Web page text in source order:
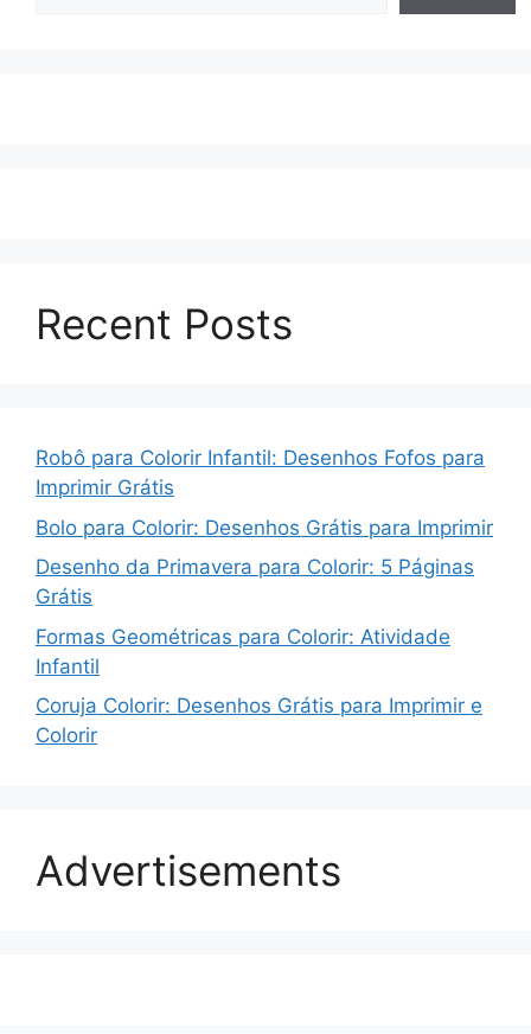
Recent Posts
Robô para Colorir Infantil: Desenhos Fofos para
Imprimir Grátis
Bolo para Colorir: Desenhos Grátis para Imprimir
Desenho da Primavera para Colorir: 5 Páginas
Grátis
Formas Geométricas para Colorir: Atividade
Infantil
Coruja Colorir: Desenhos Grátis para Imprimir e
Colorir
Advertisements